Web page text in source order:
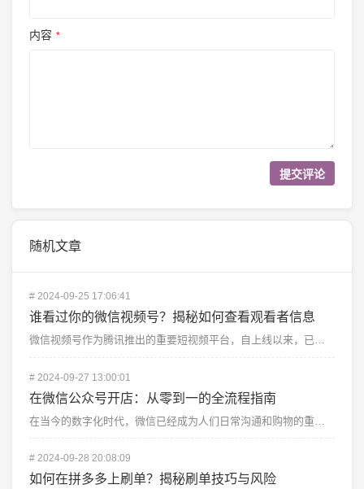
内容 *
随机文章
# 2024-09-25 17:06:41
谁看过你的微信视频号？揭秘如何查看观看者信息
微信视频号作为腾讯推出的重要短视频平台，自上线以来，已经吸引了无数创作者的加入。无论是个人用户还是企...
# 2024-09-27 13:00:01
在微信公众号开店：从零到一的全流程指南
在当今的数字化时代，微信已经成为人们日常沟通和购物的重要工具。而随着微信小店的推出，越来越多的商家选...
# 2024-09-28 20:08:09
如何在拼多多上刷单？揭秘刷单技巧与风险